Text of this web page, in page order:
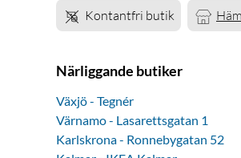
Kontantfri butik
Närliggande butiker
Växjö - Tegnér
Värnamo - Lasarettsgatan 1
Karlskrona - Ronnebygatan 52